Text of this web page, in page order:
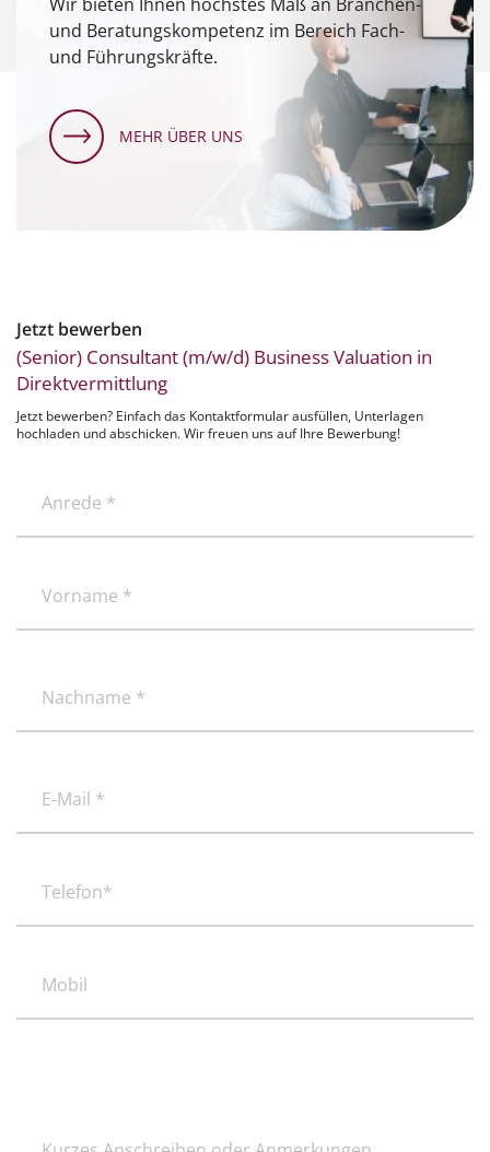
und Beratungskompetenz im Bereich Fach-
und Führungskräfte.
MEHR ÜBER UNS
Jetzt bewerben
(Senior) Consultant (m/w/d) Business Valuation in
Direktvermittlung
Jetzt bewerben? Einfach das Kontaktformular ausfüllen, Unterlagen
hochladen und abschicken. Wir freuen uns auf Ihre Bewerbung!
Mail
(erforderlich)